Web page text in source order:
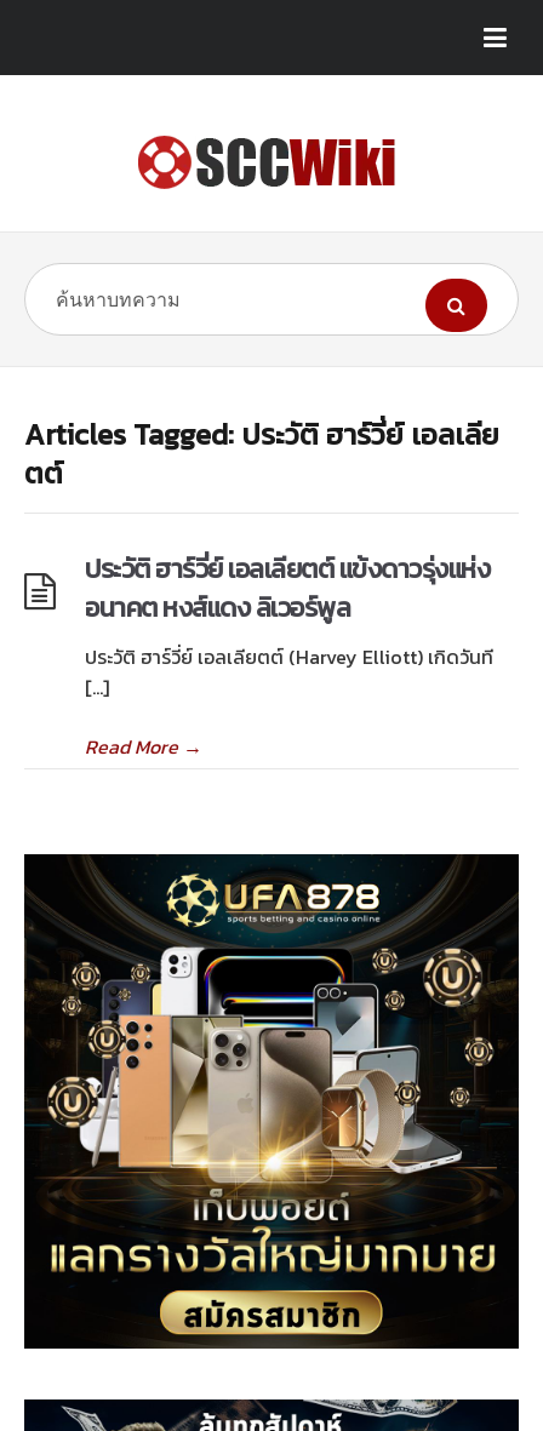
Articles Tagged: ประวัติ ฮาร์วี่ย์ เอลเลีย
ตต์
ประวัติ ฮาร์วี่ย์ เอลเลียตต์ แข้งดาวรุ่งแห่ง
อนาคต หงส์แดง ลิเวอร์พูล
ประวัติ ฮาร์วี่ย์ เอลเลียตต์ (Harvey Elliott) เกิดวันที
[…]
Read More→